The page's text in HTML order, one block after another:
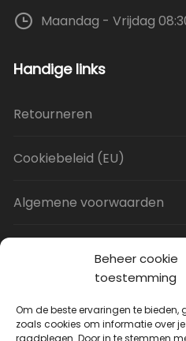
Beheer cookie
toestemming
Om de beste ervaringen te bieden,
zoals cookies om informatie over
raadplegen. Door in te stemmen
Maandag - Vrijdag
Handige links
Retourneren
Cookiebeleid (EU)
Algemene voorwaarden